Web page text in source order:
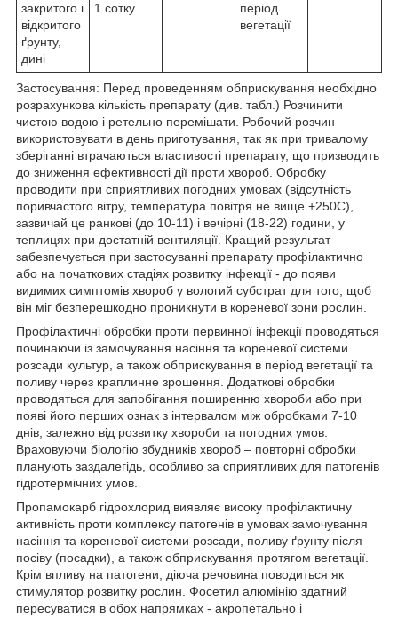
закритого і
відкритого
ґрунту,
дині
1 сотку
період
вегетації
Застосування: Перед проведенням обприскування необхідно
розрахункова кількість препарату (див. табл.) Розчинити
чистою водою і ретельно перемішати. Робочий розчин
використовувати в день приготування, так як при тривалому
зберіганні втрачаються властивості препарату, що призводить
до зниження ефективності дії проти хвороб. Обробку
проводити при сприятливих погодних умовах (відсутність
поривчастого вітру, температура повітря не вище +250С),
зазвичай це ранкові (до 10-11) і вечірні (18-22) години, у
теплицях при достатній вентиляції. Кращий результат
забезпечується при застосуванні препарату профілактично
або на початкових стадіях розвитку інфекції - до появи
видимих симптомів хвороб у вологий субстрат для того, щоб
він міг безперешкодно проникнути в кореневої зони рослин.
Профілактичні обробки проти первинної інфекції проводяться
починаючи із замочування насіння та кореневої системи
розсади культур, а також обприскування в період вегетації та
поливу через краплинне зрошення. Додаткові обробки
проводяться для запобігання поширенню хвороби або при
появі його перших ознак з інтервалом між обробками 7-10
днів, залежно від розвитку хвороби та погодних умов.
Враховуючи біологію збудників хвороб – повторні обробки
планують заздалегідь, особливо за сприятливих для патогенів
гідротермічних умов.
Пропамокарб гідрохлорид виявляє високу профілактичну
активність проти комплексу патогенів в умовах замочування
насіння та кореневої системи розсади, поливу ґрунту після
посіву (посадки), а також обприскування протягом вегетації.
Крім впливу на патогени, діюча речовина поводиться як
стимулятор розвитку рослин. Фосетил алюмінію здатний
пересуватися в обох напрямках - акропетально і